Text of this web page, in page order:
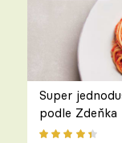
Super
podle Zdeňka